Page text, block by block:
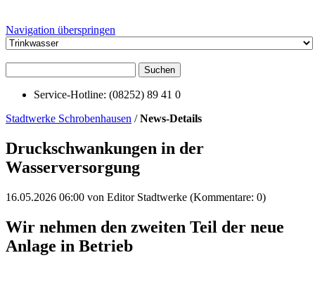
Navigation überspringen
Suchen
Service-Hotline: (08252) 89 41 0
Stadtwerke Schrobenhausen /News-Details
Druckschwankungen in der
Wasserversorgung
16.05.2026 06:00 von Editor Stadtwerke (Kommentare: 0)
Wir nehmen den zweiten Teil der neue
Anlage in Betrieb